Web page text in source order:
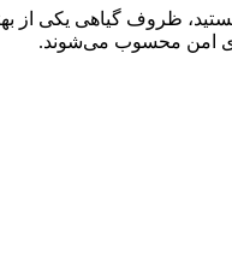
ظروف گیاهی یکی
امن محسوب می‌شوند.